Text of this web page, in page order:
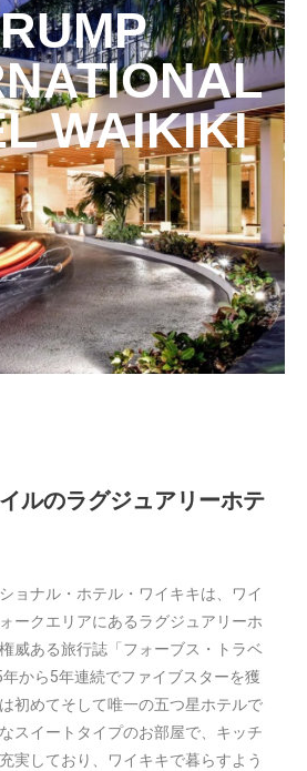
WAIKIKI
ルのラグジュアリーホテ
ョナル・ホテル・ワイキキは、ワイ
ークエリアにあるラグジュアリーホ
威ある旅行誌「フォーブス・トラベ
から5年連続でファイブスターを獲
初めてそして唯一の五つ星ホテルで
スイートタイプのお部屋で、キッチ
実しており、ワイキキで暮らすよう